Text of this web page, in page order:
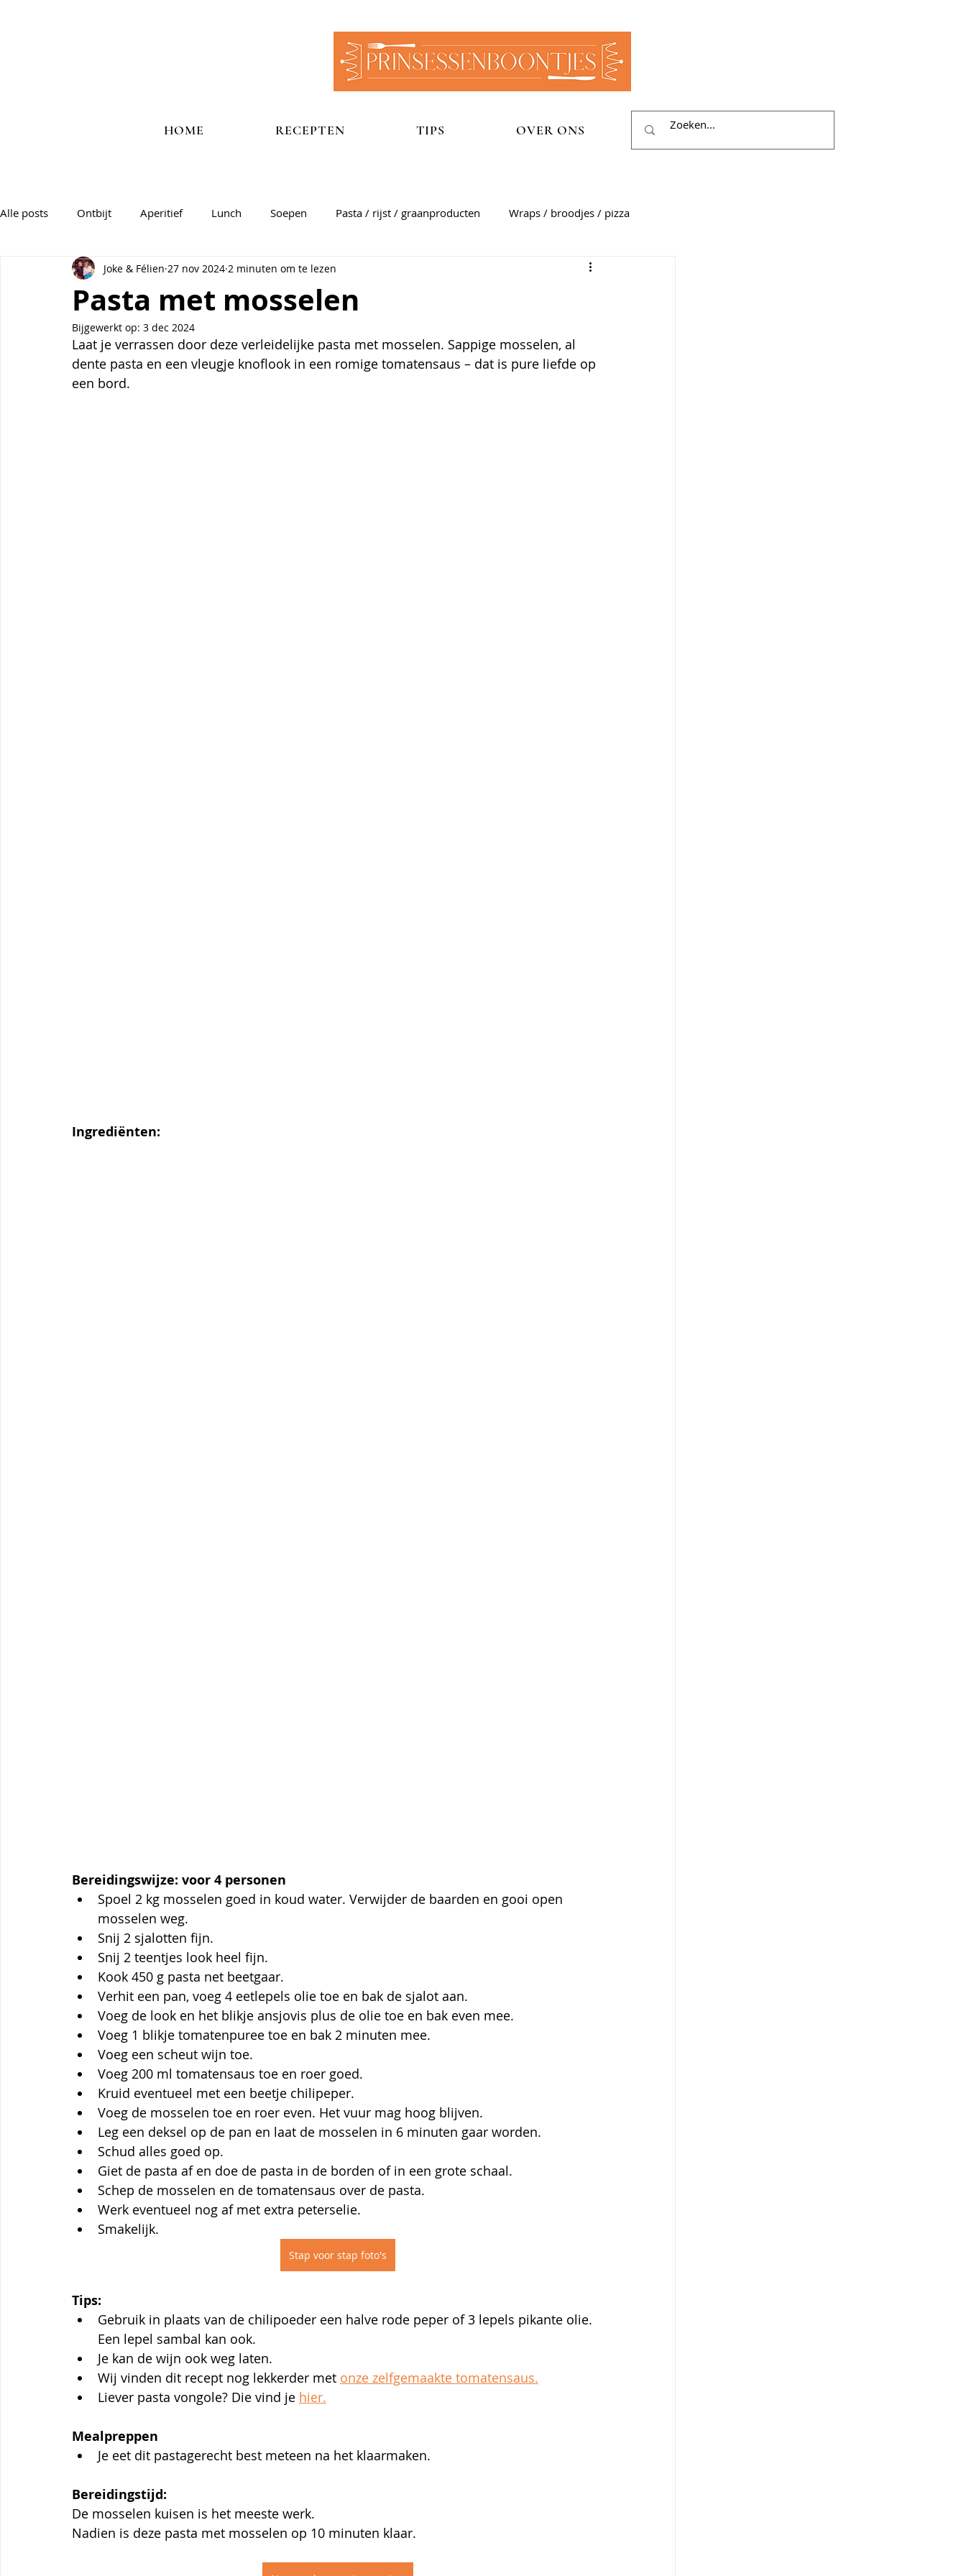
HOME RECEPTEN TIPS OVER ONS
Alle posts Ontbijt Aperitief Lunch Soepen Pasta / rijst / graanproducten Wraps / broodjes / pizza
Vis Veggie Salades & groentegerechten Sauzen
Themagerechten Tips Thermomix
Pasta met mosselen
Joke & Félien 27 nov 2024 2 minuten om te lezen
Bijgewerkt op: 3 dec 2024
Laat je verrassen door deze verleidelijke pasta met mosselen. Sappige mosselen, al
dente pasta en een vleugje knoflook in een romige tomatensaus – dat is pure liefde op
een bord.
Ingrediënten:
Bereidingswijze: voor 4 personen
Spoel 2 kg mosselen goed in koud water. Verwijder de baarden en gooi open
mosselen weg.
Snij 2 sjalotten fijn.
Snij 2 teentjes look heel fijn.
Kook 450 g pasta net beetgaar.
Verhit een pan, voeg 4 eetlepels olie toe en bak de sjalot aan.
Voeg de look en het blikje ansjovis plus de olie toe en bak even mee.
Voeg 1 blikje tomatenpuree toe en bak 2 minuten mee.
Voeg een scheut wijn toe.
Voeg 200 ml tomatensaus toe en roer goed.
Kruid eventueel met een beetje chilipeper.
Voeg de mosselen toe en roer even. Het vuur mag hoog blijven.
Leg een deksel op de pan en laat de mosselen in 6 minuten gaar worden.
Schud alles goed op.
Giet de pasta af en doe de pasta in de borden of in een grote schaal.
Schep de mosselen en de tomatensaus over de pasta.
Werk eventueel nog af met extra peterselie.
Smakelijk.
Stap voor stap foto's
Tips:
Gebruik in plaats van de chilipoeder een halve rode peper of 3 lepels pikante olie.
Een lepel sambal kan ook.
Je kan de wijn ook weg laten.
Wij vinden dit recept nog lekkerder met onze zelfgemaakte tomatensaus.
Liever pasta vongole? Die vind je hier.
Mealpreppen
Je eet dit pastagerecht best meteen na het klaarmaken.
Bereidingstijd:
De mosselen kuisen is het meeste werk.
Nadien is deze pasta met mosselen op 10 minuten klaar.